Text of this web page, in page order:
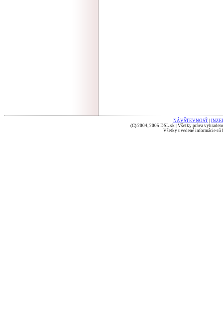
NÁVŠTEVNOSŤ
(C) 2004, 2005 DSL.sk | Všetky práva
Všetky uvedené informácie sú